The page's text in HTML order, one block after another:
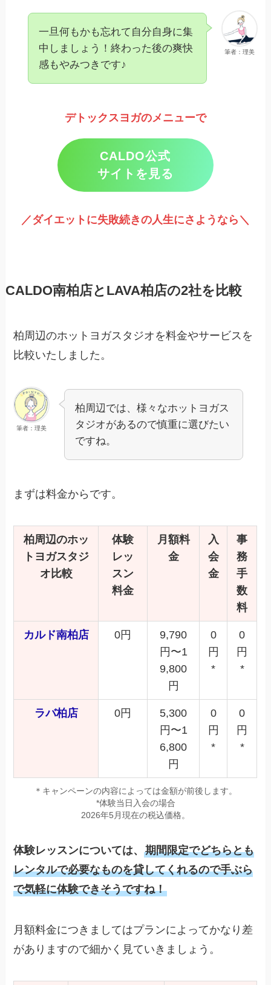
筆者：理美
一旦何もかも忘れて自分自身に集
中しましょう！終わった後の爽快
感もやみつきです♪
デトックスヨガのメニューで
CALDO公式
サイトを見る
／ダイエットに失敗続きの人生にさようなら＼
CALDO南柏店とLAVA柏店の2社を比較
柏周辺のホットヨガスタジオを料金やサービスを
比較いたしました。
筆者：理美
柏周辺では、様々なホットヨガス
タジオがあるので慎重に選びたい
ですね。
まずは料金からです。
柏周辺のホッ
トヨガスタジ
オ比較
体験
レッ
スン
料金
月額料
金
入
会
金
事
務
手
数
料
カルド南柏店 0円
9,790
円〜1
9,800
円
0
円
*
0
円
*
ラバ柏店 0円
5,300
円〜1
6,800
円
0
円
*
0
円
*
＊キャンペーンの内容によっては金額が前後します。
*体験当日入会の場合
2026年5月現在の税込価格。
体験レッスンについては、期間限定でどちらとも
レンタルで必要なものを貸してくれるので手ぶら
で気軽に体験できそうですね！
月額料金につきましてはプランによってかなり差
がありますので細かく見ていきましょう。